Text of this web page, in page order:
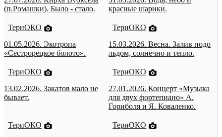
(п.Ромашки). Было - стало.
красные шарики.
ТериОКО
01.05.2026. Экотропа
«Сестрорецкое болото».
ТериОКО
15.03.2026. Весна. Залив подо
льдом, солнечно и тепло.
ТериОКО
13.02.2026. Закатов мало не
бывает.
ТериОКО
27.01.2026. Концерт «Музыка
для двух фортепиано» А.
Гориболя и Я. Коваленко.
ТериОКО
ТериОКО